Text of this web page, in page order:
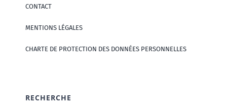
CONTACT
MENTIONS LÉGALES
CHARTE DE PROTECTION DES DONNÉES PERSONNELLES
RECHERCHE